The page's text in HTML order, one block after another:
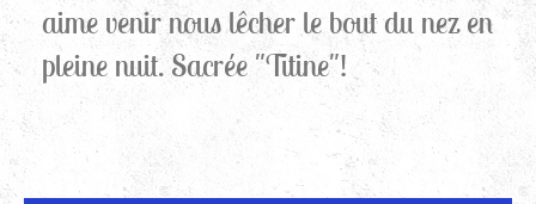
aime venir nous lêcher le bout du nez en
pleine nuit. Sacrée "Titine"!